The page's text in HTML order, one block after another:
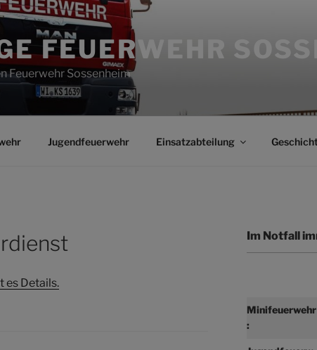
FEUERWEHR
Feuerwehr Sossenheim
Jugendfeuerwehr Einsatzabteilung
es Details.
Im Notfall
Minifeuerwehr
: